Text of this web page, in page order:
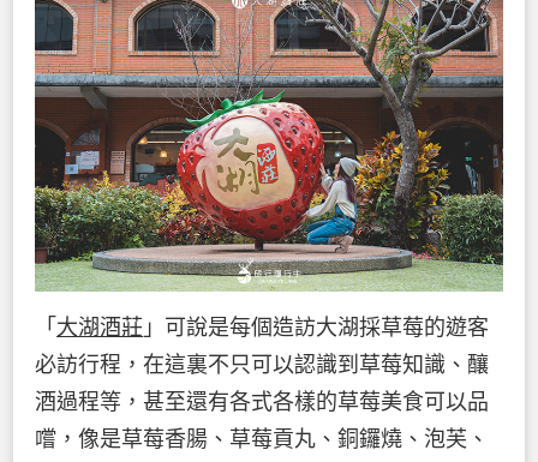
「 大湖酒莊 」可說是每個造訪大湖採草莓的遊客
必訪行程，在這裏不只可以認識到草莓知識、釀
酒過程等，甚至還有各式各樣的草莓美食可以品
嚐，像是草莓香腸、草莓貢丸、銅鑼燒、泡芙、